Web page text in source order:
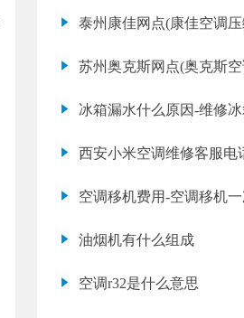
泰州康佳网点(康佳空调
苏州奥克斯网点(奥克斯
冰箱漏水什么原因-维修
西安小米空调维修客服电
空调移机费用-空调移机
油烟机有什么组成
空调r32是什么意思